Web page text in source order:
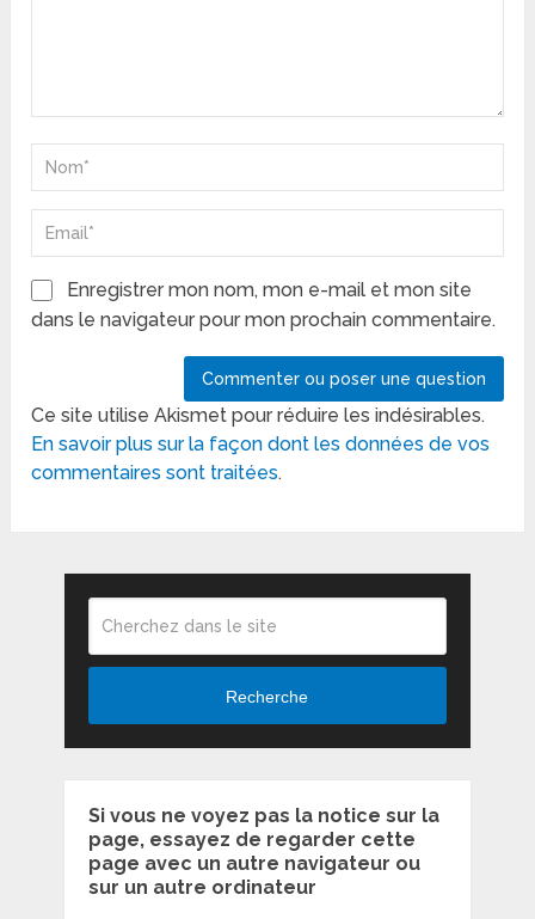
Enregistrer mon nom, mon e-mail et mon site
dans le navigateur pour mon prochain commentaire.
Ce site utilise Akismet pour réduire les indésirables.
En savoir plus sur la façon dont les données de vos
commentaires sont traitées.
Recherche
Si vous ne voyez pas la notice sur la
page, essayez de regarder cette
page avec un autre navigateur ou
sur un autre ordinateur